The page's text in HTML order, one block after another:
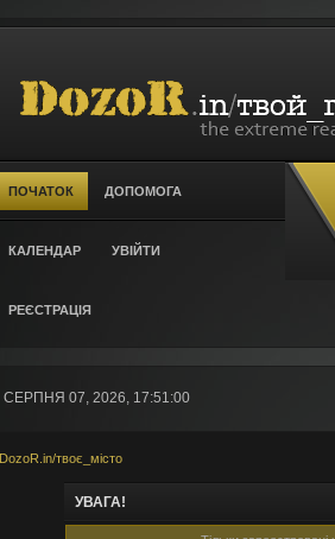
ПОЧАТОК ДОПОМОГА
КАЛЕНДАР УВІЙТИ
РЕЄСТРАЦІЯ
СЕРПНЯ 07, 2026, 17:51:00
DozoR.in/твоє_місто
УВАГА!